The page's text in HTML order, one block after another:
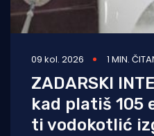
09 kol. 2026 1 MIN.
ZADARSKI
kad platiš 105
ti vodokotlić